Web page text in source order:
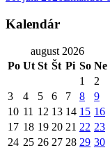
Kalendár
august 2026
Po Ut St Št Pi So Ne
1
2
3
4 5 6 7 8
9
10 11 12 13 14 15 16
17 18 19 20 21 22 23
24 25 26 27 28 29 30